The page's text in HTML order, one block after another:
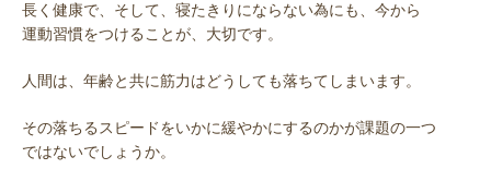
長く健康で、そして、寝たきりにならない為にも、今から
運動習慣をつけることが、大切です。
人間は、年齢と共に筋力はどうしても落ちてしまいます。
その落ちるスピードをいかに緩やかにするのかが課題の一つ
ではないでしょうか。